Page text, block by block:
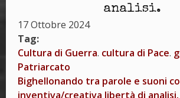
analisi.
17 Ottobre 2024
Tag:
Cultura di Guerra. cultura di Pace.
Patriarcato
Bighellonando tra parole e suoni
inventiva/creativa libertà di